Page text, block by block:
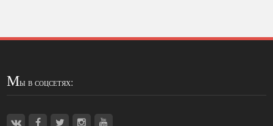
Мы в соцсетях: